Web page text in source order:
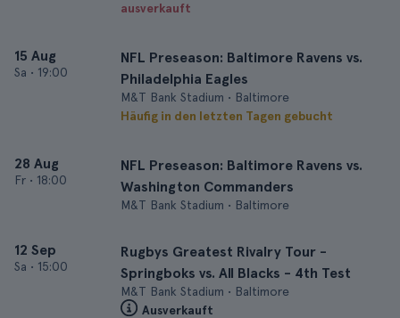
ausverkauft
15 Aug
Sa • 19:00
NFL Preseason: Baltimore Ravens vs.
Philadelphia Eagles
M&T Bank Stadium • Baltimore
Häufig in den letzten Tagen gebucht
28 Aug
Fr • 18:00
NFL Preseason: Baltimore Ravens vs.
Washington Commanders
M&T Bank Stadium • Baltimore
12 Sep
Sa • 15:00
Rugbys Greatest Rivalry Tour -
Springboks vs. All Blacks - 4th Test
M&T Bank Stadium • Baltimore
Ausverkauft